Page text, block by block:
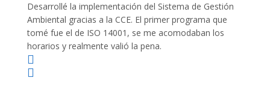
Desarrollé la implementación del Sistema de Gestión
Ambiental gracias a la CCE. El primer programa que
tomé fue el de ISO 14001, se me acomodaban los
horarios y realmente valió la pena.